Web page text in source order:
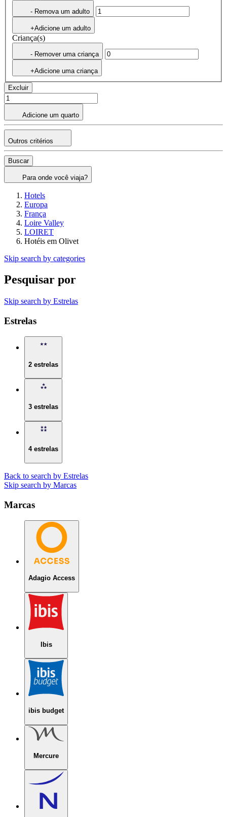
- Remova um adulto
+Adicione um adulto
Criança(s)
- Remover uma criança
+Adicione uma criança
Excluir
Adicione um quarto
Outros critérios
Buscar
Para onde você viaja?
Hotels
Europa
França
Loire Valley
LOIRET
Hotéis em Olivet
Skip search by categories
Pesquisar por
Skip search by Estrelas
Estrelas
2 estrelas
3 estrelas
4 estrelas
Back to search by Estrelas
Skip search by Marcas
Marcas
Adagio Access
Ibis
ibis budget
Mercure